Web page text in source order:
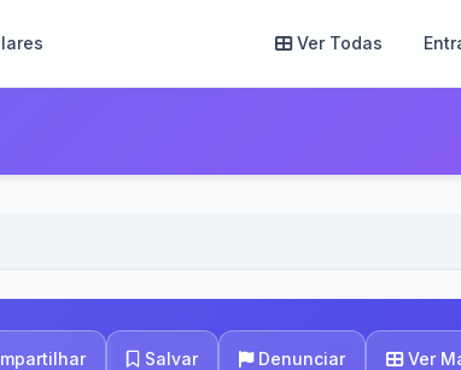
Ver Todas
Salvar Denunciar Ver